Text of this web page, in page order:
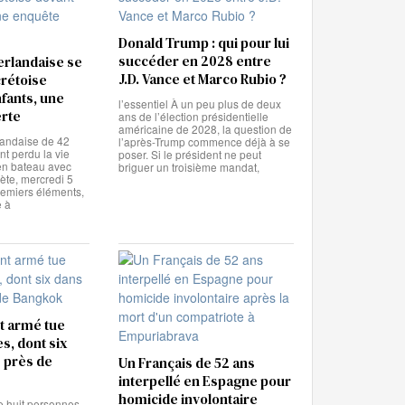
se
une
de 42
perdu la vie
bateau avec
mercredi 5
éléments,
à
Donald Trump : qui pour lui
succéder en 2028 entre
J.D. Vance et Marco Rubio ?
l’essentiel À un peu plus de deux
ans de l’élection présidentielle
américaine de 2028, la question de
l’après-Trump commence déjà à se
poser. Si le président ne peut
briguer un troisième mandat,
armé tue
dont six
près de
Un Français de 52 ans
interpellé en Espagne pour
homicide involontaire